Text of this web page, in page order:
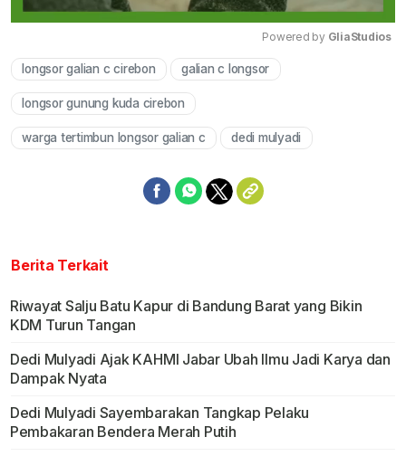
Powered by GliaStudios
longsor galian c cirebon galian c longsor
longsor gunung kuda cirebon
warga tertimbun longsor galian c dedi mulyadi
Berita Terkait
Riwayat Salju Batu Kapur di Bandung Barat yang Bikin
KDM Turun Tangan
Dedi Mulyadi Ajak KAHMI Jabar Ubah Ilmu Jadi Karya dan
Dampak Nyata
Dedi Mulyadi Sayembarakan Tangkap Pelaku
Pembakaran Bendera Merah Putih